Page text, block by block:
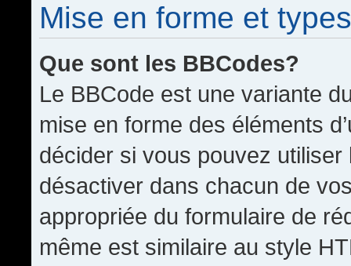
Mise en forme et
Que sont les BBCodes?
Le BBCode est une variante
mise en forme des éléments
décider si vous pouvez
désactiver dans chacun de
appropriée du formulaire de
même est similaire au style